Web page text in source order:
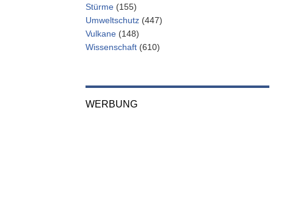
Stürme (155)
Umweltschutz (447)
Vulkane (148)
Wissenschaft (610)
WERBUNG